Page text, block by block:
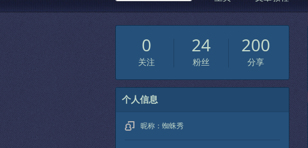
0
关注
24
粉丝
200
分享
个人信息
昵称： 蜘蛛秀